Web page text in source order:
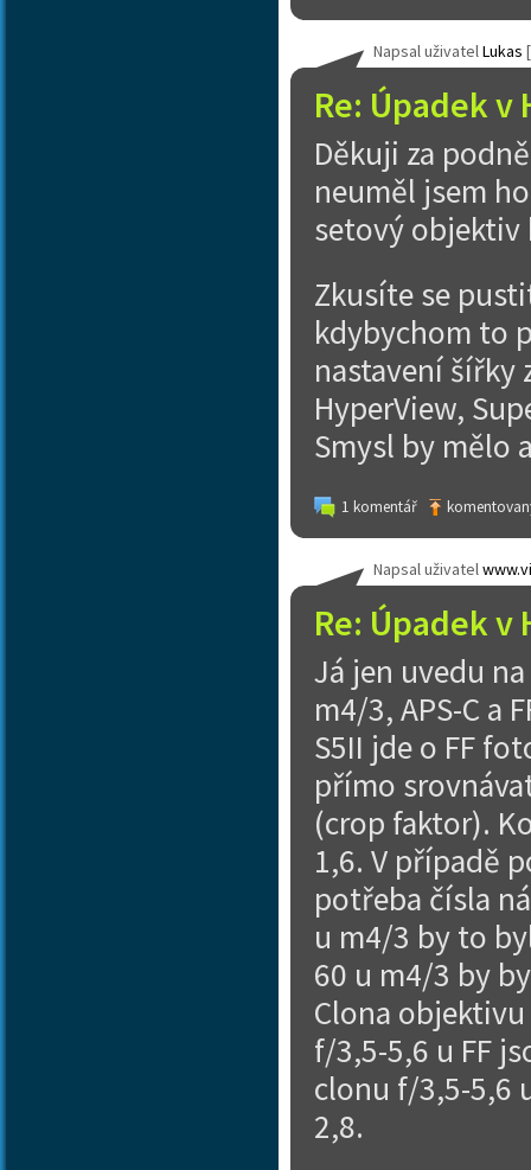
Re: Úpadek
Napsal uživatelLukas [
Děkuji za
neuměl jsem
setový objektiv
Zkusíte se
kdybychom to
nastavení šířky
HyperView,
Smysl by mělo
1 komentář
Re: Úpadek
Napsal uživatel
Já jen uvedu
m4/3, APS-C a
S5II jde o FF
přímo
(crop faktor).
1,6. V případě
potřeba čísla
u m4/3 by to
60 u m4/3 by
Clona
f/3,5-5,6 u FF
clonu f/3,5-5,6
2,8.